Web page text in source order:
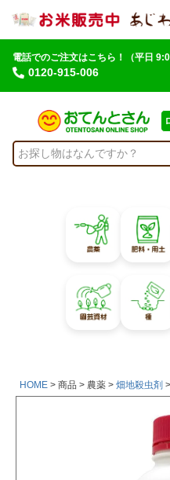
電話でのご注文はこちら！
0120-915-006
（平日
HOME 商品 農薬 畑地殺虫剤